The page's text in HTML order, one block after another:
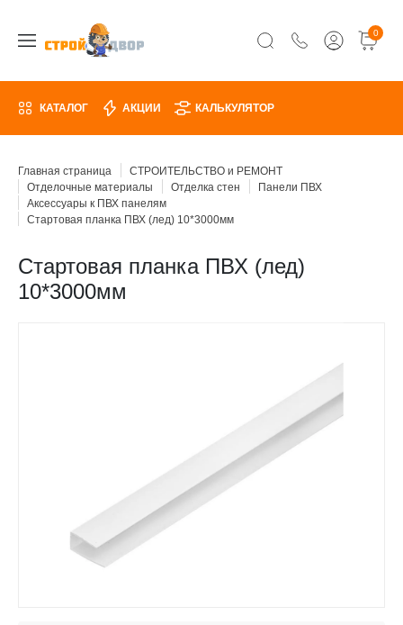
0
КАТАЛОГ АКЦИИ КАЛЬКУЛЯТОР
Главная страница
СТРОИТЕЛЬСТВО и РЕМОНТ
Отделочные материалы
Отделка стен
Панели ПВХ
Аксессуары к ПВХ панелям
Стартовая планка ПВХ (лед) 10*3000мм
Стартовая планка ПВХ (лед)
10*3000мм